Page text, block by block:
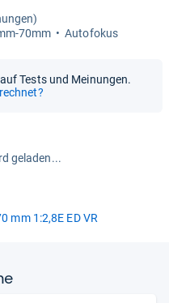
​70mm Auto­fo­kus
Tests und Meinungen.
geladen...
mm 1:2,8E ED VR